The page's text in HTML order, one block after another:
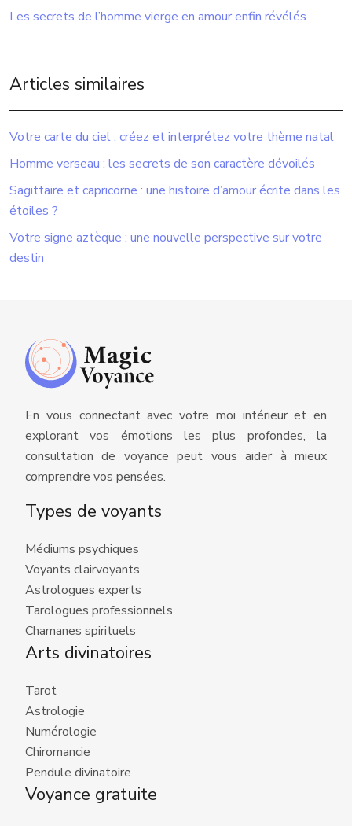
Les secrets de l’homme vierge en amour enfin révélés
Articles similaires
Votre carte du ciel : créez et interprétez votre thème natal
Homme verseau : les secrets de son caractère dévoilés
Sagittaire et capricorne : une histoire d’amour écrite dans les
étoiles ?
Votre signe aztèque : une nouvelle perspective sur votre
destin
En vous connectant avec votre moi intérieur et en
explorant vos émotions les plus profondes, la
consultation de voyance peut vous aider à mieux
comprendre vos pensées.
Types de voyants
Médiums psychiques
Voyants clairvoyants
Astrologues experts
Tarologues professionnels
Chamanes spirituels
Arts divinatoires
Tarot
Astrologie
Numérologie
Chiromancie
Pendule divinatoire
Voyance gratuite